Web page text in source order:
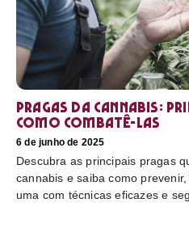
Pragas da cannabis:
como combatê-las
6 de junho de 2025
Descubra as principais pragas
cannabis e saiba como
uma com técnicas eficazes e